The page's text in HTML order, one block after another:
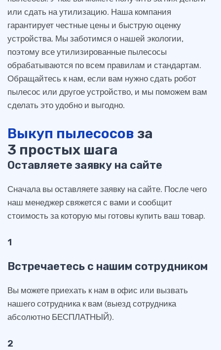
или сдать на утилизацию. Наша компания
гарантирует честные цены и быструю оценку
устройства. Мы заботимся о нашей экологии,
поэтому все утилизированные пылесосы
обрабатываются по всем правилам и стандартам.
Обращайтесь к нам, если вам нужно сдать робот
пылесос или другое устройство, и мы поможем вам
сделать это удобно и выгодно.
Выкуп пылесосов за
3 простых шага
Оставляете заявку на сайте
Сначала вы оставляете заявку на сайте. После чего
наш менеджер свяжется с вами и сообщит
стоимость за которую мы готовы купить ваш товар.
1
Встречаетесь с нашим сотрудником
Вы можете приехать к нам в офис или вызвать
нашего сотрудника к вам (выезд сотрудника
абсолютно БЕСПЛАТНЫЙ).
2